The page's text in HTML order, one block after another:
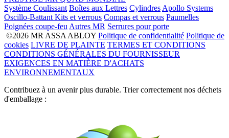
Système Coulissant Boîtes aux Lettres Cylindres Apollo Systems
Oscillo-Battant Kits et verrous Compas et verrous Paumelles
Poignées coupe-feu Autres MR Serrures pour porte
©2026 MR ASSA ABLOY Politique de confidentialité Politique de
cookies LIVRE DE PLAINTE TERMES ET CONDITIONS
CONDITIONS GÉNÉRALES DU FOURNISSEUR
EXIGENCES EN MATIÈRE D'ACHATS
ENVIRONNEMENTAUX
Contribuez à un avenir plus durable. Trier correctement nos déchets
d'emballage :